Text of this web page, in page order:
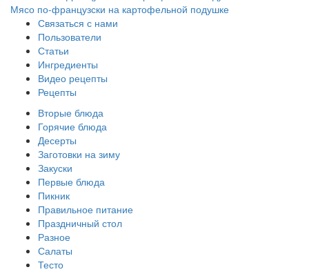
Мясо по-французски на картофельной подушке
Связаться с нами
Пользователи
Статьи
Ингредиенты
Видео рецепты
Рецепты
Вторые блюда
Горячие блюда
Десерты
Заготовки на зиму
Закуски
Первые блюда
Пикник
Правильное питание
Праздничный стол
Разное
Салаты
Тесто